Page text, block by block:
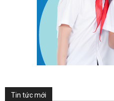
Tin tức mới